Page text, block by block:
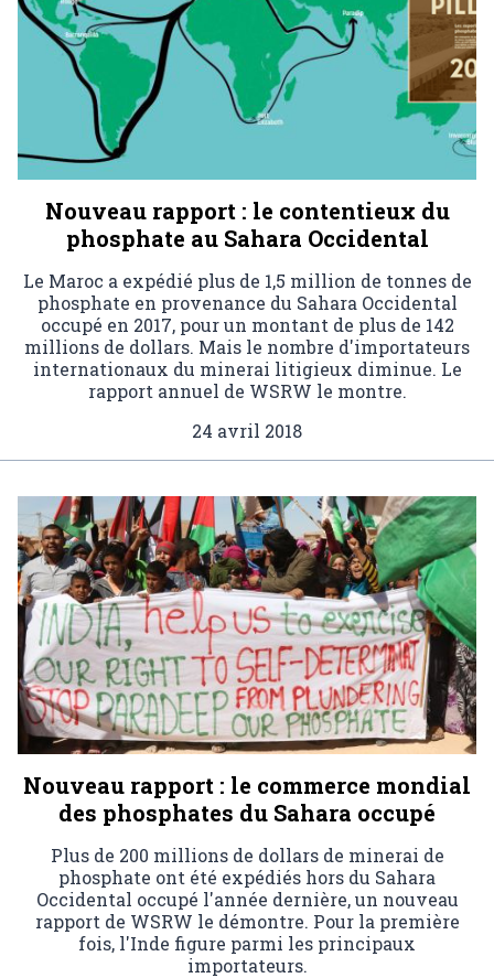
Nouveau rapport : le contentieux du
phosphate au Sahara Occidental
Le Maroc a expédié plus de 1,5 million de tonnes de
phosphate en provenance du Sahara Occidental
occupé en 2017, pour un montant de plus de 142
millions de dollars. Mais le nombre d'importateurs
internationaux du minerai litigieux diminue. Le
rapport annuel de WSRW le montre.
24 avril 2018
Nouveau rapport : le commerce mondial
des phosphates du Sahara occupé
Plus de 200 millions de dollars de minerai de
phosphate ont été expédiés hors du Sahara
Occidental occupé l'année dernière, un nouveau
rapport de WSRW le démontre. Pour la première
fois, l'Inde figure parmi les principaux
importateurs.